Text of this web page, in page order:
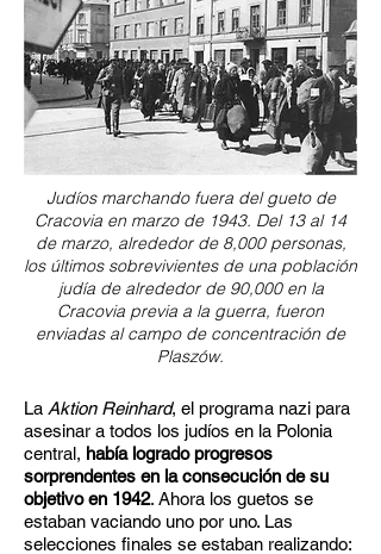
Judíos marchando fuera del gueto de
Cracovia en marzo de 1943. Del 13 al 14
de marzo, alrededor de 8,000 personas,
los últimos sobrevivientes de una población
judía de alrededor de 90,000 en la
Cracovia previa a la guerra, fueron
enviadas al campo de concentración de
Plaszów.
La Aktion Reinhard, el programa nazi para
asesinar a todos los judíos en la Polonia
central, había logrado progresos
sorprendentes en la consecución de su
objetivo en 1942. Ahora los guetos se
estaban vaciando uno por uno. Las
selecciones finales se estaban realizando: